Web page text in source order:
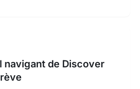
navigant de Discover